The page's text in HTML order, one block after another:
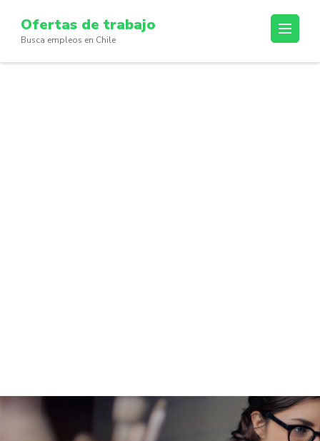
content
(Press
Ofertas de trabajo
Busca empleos en Chile